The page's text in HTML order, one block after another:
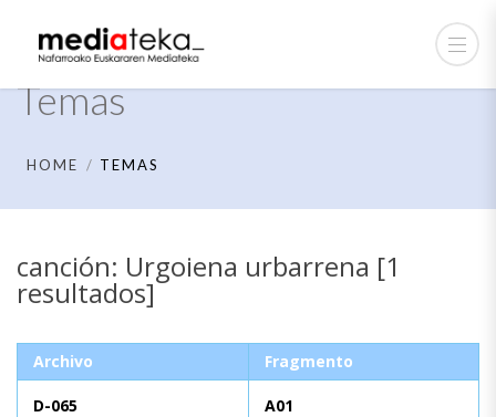
Temas
HOME TEMAS
canción: Urgoiena urbarrena [1
resultados]
Archivo Fragmento
D-065 A01